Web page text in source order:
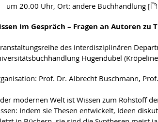
um 20.00 Uhr, Ort: andere Buchhandlung [
im Gespräch – Fragen an Autoren zu
des interdisziplinären
Hugendubel
Prof. Dr. Albrecht Buschmann,
modernen Welt ist Wissen zum Rohstoff
Indem sie Thesen entwickelt, Ideen